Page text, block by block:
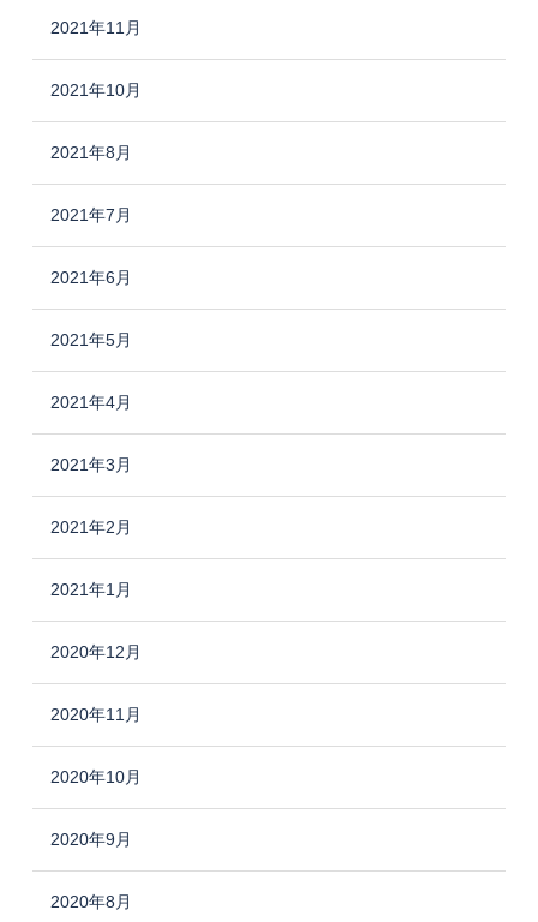
2021年11月
2021年10月
2021年8月
2021年7月
2021年6月
2021年5月
2021年4月
2021年3月
2021年2月
2021年1月
2020年12月
2020年11月
2020年10月
2020年9月
2020年8月